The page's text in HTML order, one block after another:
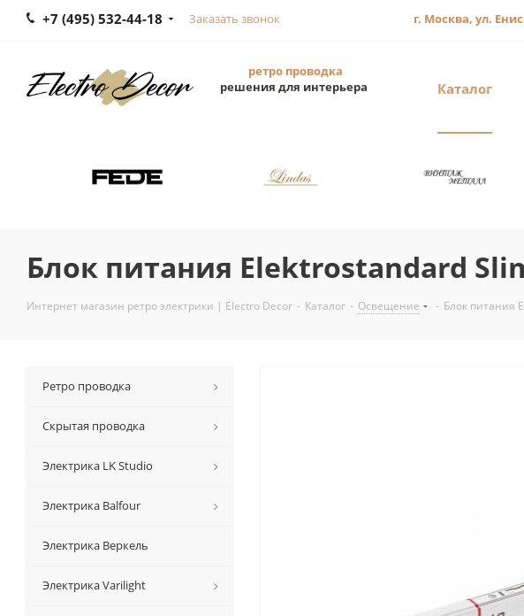
+7 (495) 532-44-18 Заказать звонок г. Москва, ул.
ретро проводка
решения для интерьера
Каталог
Блок питания Elektrostandard
Интернет магазин ретро электрики | Electro Decor - Каталог - Освещение - Блок питания
Ретро проводка
Скрытая проводка
Электрика LK Studio
Электрика Balfour
Электрика Веркель
Электрика Varilight